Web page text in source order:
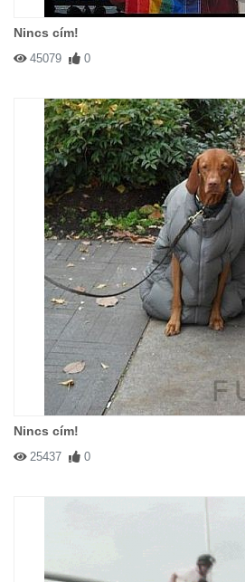
Nincs cím!
45079 0
Nincs cím!
25437 0